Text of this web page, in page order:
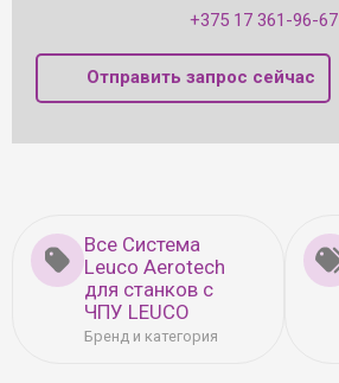
+375 17 361-96-67
Отправить запрос сейчас
Все Система
Leuco Aerotech
для станков с
ЧПУ LEUCO
Бренд и категория